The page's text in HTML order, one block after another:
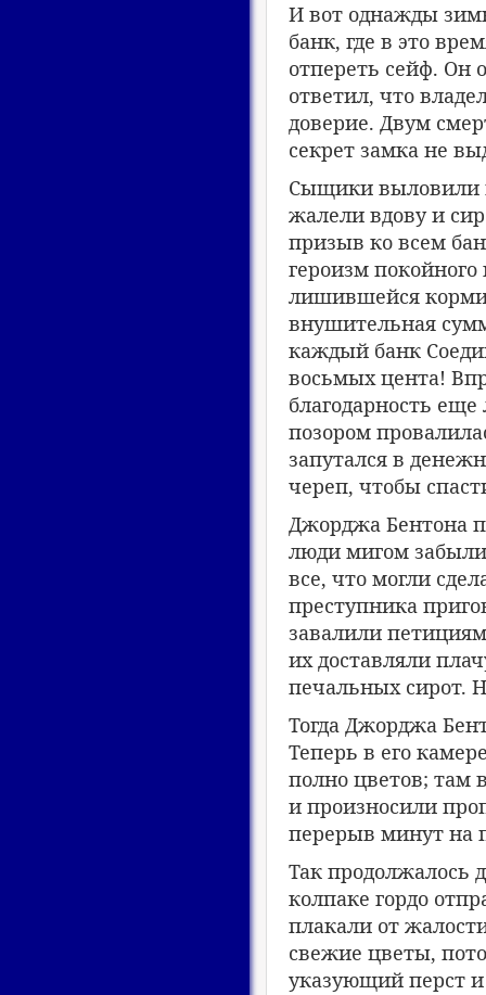
И вот однажды
банк, где в это
отпереть сейф. Он
ответил, что
доверие. Двум
секрет замка не
Сыщики выловили
жалели вдову и
призыв ко всем
героизм
лишившейся
внушительная
каждый банк
восьмых цента!
благодарность
позором
запутался в
череп, чтобы
Джорджа Бентона
люди мигом забыли
все, что могли
преступника
завалили
их доставляли
печальных сирот.
Тогда Джорджа
Теперь в его
полно цветов; там
и произносили
перерыв минут на
Так продолжалось
колпаке гордо
плакали от
свежие цветы,
указующий перст и